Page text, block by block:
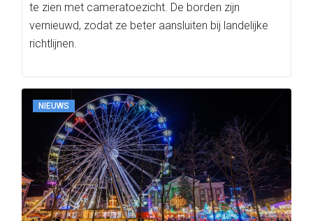
te zien met cameratoezicht. De borden zijn
vernieuwd, zodat ze beter aansluiten bij landelijke
richtlijnen.
NIEUWS